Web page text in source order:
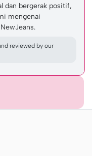
dan bergerak positif,
mengenai
reviewed by our